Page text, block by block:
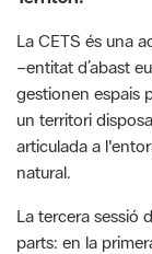
un territori
articulada a
natural.
La tercera
parts: en la
una dinàmica de
l’Estratègia en